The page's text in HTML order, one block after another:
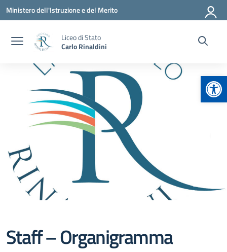
Vai ai contenuti
Vai al menu di navigazione
Vai al footer
Ministero dell'Istruzione e del Merito
Liceo di Stato
Carlo Rinaldini
Staff – Organigramma